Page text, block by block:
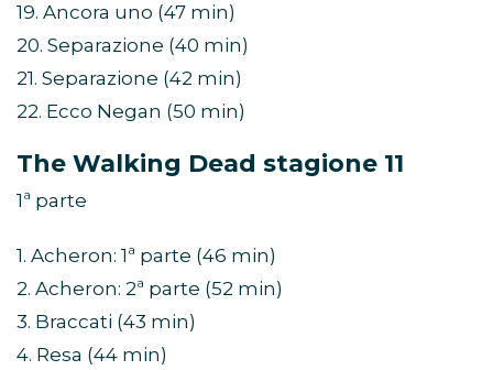
19. Ancora uno (47 min)
20. Separazione (40 min)
21. Separazione (42 min)
22. Ecco Negan (50 min)
The Walking Dead stagione 11
1ª parte
1. Acheron: 1ª parte (46 min)
2. Acheron: 2ª parte (52 min)
3. Braccati (43 min)
4. Resa (44 min)